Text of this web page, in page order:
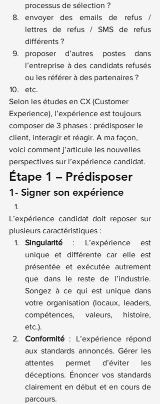
processus de sélection ?
envoyer des emails de refus /
lettres de refus / SMS de refus
différents ?
proposer d’autres postes dans
l’entreprise à des candidats refusés
ou les référer à des partenaires ?
etc.
Selon les études en CX (Customer
Experience), l’expérience est toujours
composer de 3 phases : prédisposer le
client, interagir et réagir. A ma façon,
voici comment j’articule les nouvelles
perspectives sur l’expérience candidat.
Étape 1 – Prédisposer
1- Signer son expérience
L’expérience candidat doit reposer sur
plusieurs caractéristiques :
Singularité : L’expérience est
unique et différente car elle est
présentée et exécutée autrement
que dans le reste de l’industrie.
Songez à ce qui est unique dans
votre organisation (locaux, leaders,
compétences, valeurs, histoire,
etc.).
Conformité : L’expérience répond
aux standards annoncés. Gérer les
attentes permet d’éviter les
déceptions. Énoncer vos standards
clairement en début et en cours de
parcours.